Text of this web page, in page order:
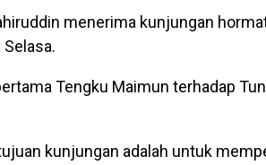
menerima kunjungan
Tengku Maimun terhadap
kunjungan adalah untuk